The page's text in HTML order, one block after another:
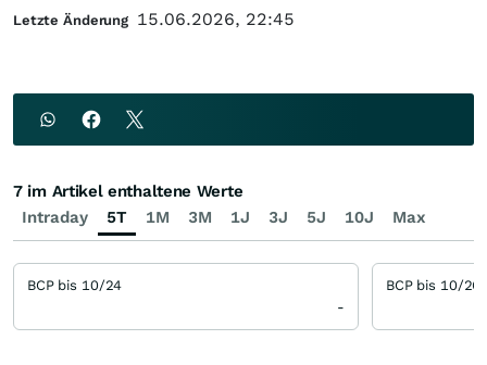
Letzte Änderung 15.06.2026, 22:45
Intraday 5T 1M 3M 1J 3J 5J 10J Max
7 im Artikel enthaltene Werte
BCP bis 10/24
-
BCP bis 10/26